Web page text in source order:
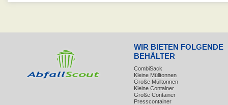
WIR BIETEN FOLGENDE
BEHÄLTER
CombiSack
Kleine Mülltonnen
Große Mülltonnen
Kleine Container
Große Container
Presscontainer